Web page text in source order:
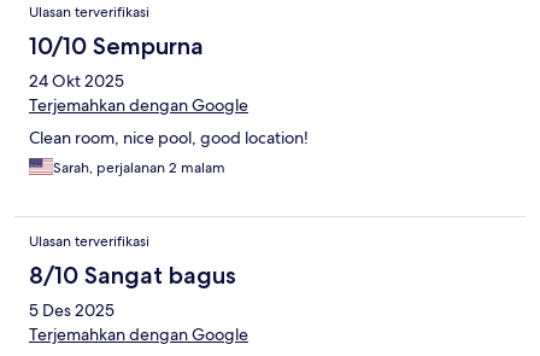
Ulasan terverifikasi
10/10 Sempurna
24 Okt 2025
Terjemahkan dengan Google
Clean room, nice pool, good location!
Sarah, perjalanan 2 malam
Ulasan terverifikasi
8/10 Sangat bagus
5 Des 2025
Terjemahkan dengan Google